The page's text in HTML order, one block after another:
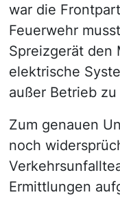
war die
Feuerwehr
Spreizgerät den
elektrische
außer Betrieb
Zum genauen
noch
Ermittlungen